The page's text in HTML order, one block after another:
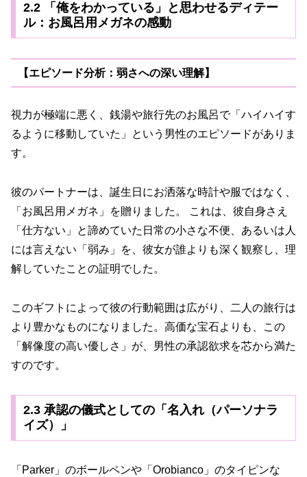
2.2 「俺をわかっている」と思わせるディテー
ル：お風呂用メガネの感動
【エピソード分析：弱さへの深い理解】
視力が極端に悪く、銭湯や旅行先のお風呂で「ハイハイす
るように移動していた」という男性のエピソードがありま
す。
彼のパートナーは、誕生日にお洒落な時計や服ではなく、
「お風呂用メガネ」を贈りました。 これは、彼自身さえ
「仕方ない」と諦めていた日常の小さな不便、あるいは人
には言えない「弱み」を、彼女が誰よりも深く観察し、理
解していたことの証明でした。
このギフトによって彼の行動範囲は広がり、二人の旅行は
より豊かなものになりました。高価な宝石よりも、この
「解像度の高い優しさ」が、男性の承認欲求を芯から満た
すのです。
2.3 承認の儀式としての「名入れ（パーソナラ
イズ）」
「Parker」のボールペンや「Orobianco」のタイピンな